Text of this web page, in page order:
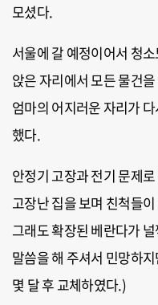
모셨다.
서울에 갈 예정이어서 청
앉은 자리에서 모든 물건
엄마의 어지러운 자리가
했다.
안정기 고장과 전기 문제
고장난 집을 보며 친척들
그래도 확장된 베란다가
말씀을 해 주셔서 민망하
몇 달 후 교체하였다.)